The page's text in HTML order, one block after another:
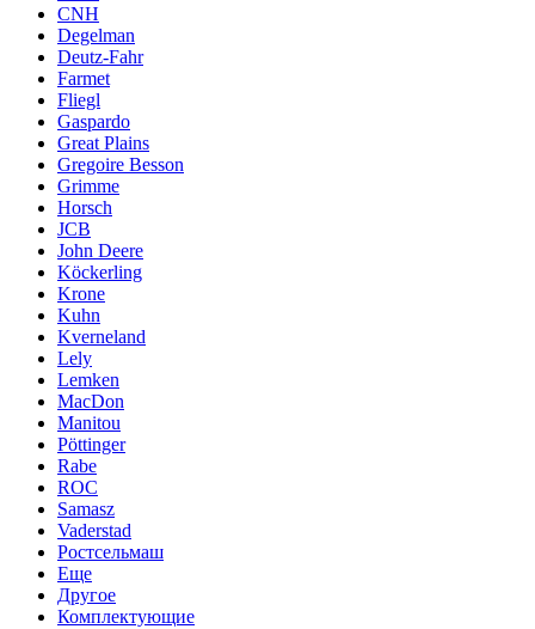
CNH
Degelman
Deutz-Fahr
Farmet
Fliegl
Gaspardo
Great Plains
Gregoire Besson
Grimme
Horsch
JCB
John Deere
Köckerling
Krone
Kuhn
Kverneland
Lely
Lemken
MacDon
Manitou
Pöttinger
Rabe
ROC
Samasz
Vaderstad
Ростсельмаш
Еще
Другое
Комплектующие